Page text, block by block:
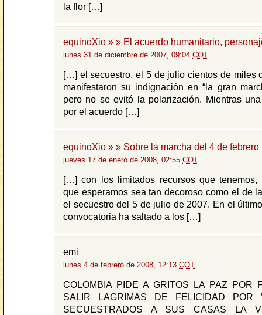
la flor […]
equinoXio » » El acuerdo humanitario,
lunes 31 de diciembre de 2007, 09:04 COT
[…] el secuestro, el 5 de julio cientos de miles
manifestaron su indignación en “la gran
pero no se evitó la polarización. Mientras
por el acuerdo […]
equinoXio » » Sobre la marcha del 4 de febrero
jueves 17 de enero de 2008, 02:55 COT
[…] con los limitados recursos que tenemos,
que esperamos sea tan decoroso como el de
el secuestro del 5 de julio de 2007. En el
convocatoria ha saltado a los […]
emi
lunes 4 de febrero de 2008, 12:13 COT
COLOMBIA PIDE A GRITOS LA PAZ POR
SALIR LAGRIMAS DE FELICIDAD POR
SECUESTRADOS A SUS CASAS LA